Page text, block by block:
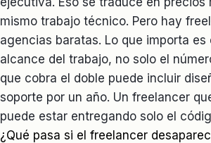
mismo trabajo técnico. Pero hay
agencias baratas. Lo que importa es
alcance del trabajo, no solo el
que cobra el doble puede incluir
soporte por un año. Un freelancer
puede estar entregando solo el
¿Qué pasa si el freelancer